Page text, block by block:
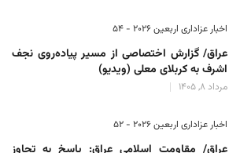
اخبار عزاداری اربعین ۲۰۲۶ - 54
عراق/ گزارش اختصاصی از مسیر پیاده‌روی نجف
اشرف به کربلای معلی (ویدیو)
مرداد 8, 1405
اخبار عزاداری اربعین ۲۰۲۶ - 52